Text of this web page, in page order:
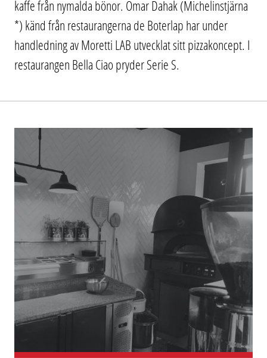
kaffe från nymalda bönor. Omar Dahak (Michelinstjärna
*) känd från restaurangerna de Boterlap har under
handledning av Moretti LAB utvecklat sitt pizzakoncept. I
restaurangen Bella Ciao pryder Serie S.